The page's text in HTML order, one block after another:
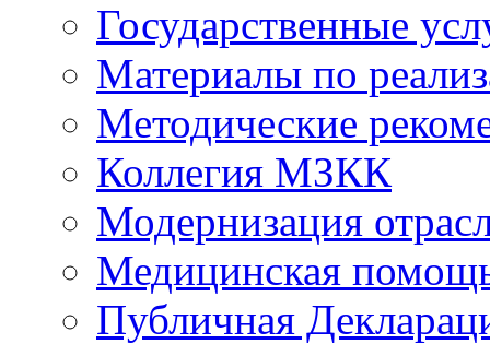
Государственные
Материалы по
Методические
Коллегия МЗКК
Модернизация
Медицинская
Публичная